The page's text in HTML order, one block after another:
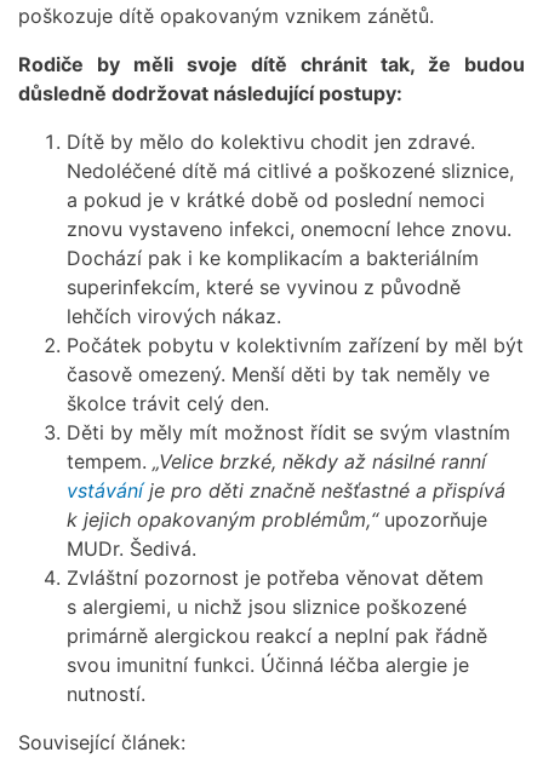
poškozuje dítě opakovaným vznikem zánětů.
Rodiče by měli svoje dítě chránit tak, že budou
důsledně dodržovat následující postupy:
Dítě by mělo do kolektivu chodit jen zdravé.
Nedoléčené dítě má citlivé a poškozené sliznice,
a pokud je v krátké době od poslední nemoci
znovu vystaveno infekci, onemocní lehce znovu.
Dochází pak i ke komplikacím a bakteriálním
superinfekcím, které se vyvinou z původně
lehčích virových nákaz.
Počátek pobytu v kolektivním zařízení by měl být
časově omezený. Menší děti by tak neměly ve
školce trávit celý den.
Děti by měly mít možnost řídit se svým vlastním
tempem. „Velice brzké, někdy až násilné ranní
vstáváníje pro děti značně nešťastné a přispívá
k jejich opakovaným problémům,“upozorňuje
MUDr. Šedivá.
Zvláštní pozornost je potřeba věnovat dětem
s alergiemi, u nichž jsou sliznice poškozené
primárně alergickou reakcí a neplní pak řádně
svou imunitní funkci. Účinná léčba alergie je
nutností.
Související článek: